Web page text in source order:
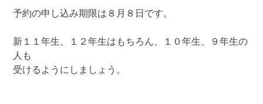
予約の申し込み期限は８月８日です。
新１１年生、１２年生はもちろん、１０年生、９年生の
人も
受けるようにしましょう。